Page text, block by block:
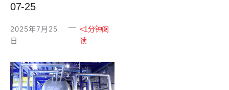
07-25
2025年7月25
日
— <1分钟阅
读